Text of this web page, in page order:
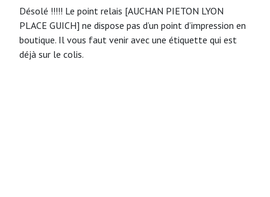
Désolé !!!!! Le point relais [AUCHAN PIETON LYON
PLACE GUICH] ne dispose pas d’un point d’impression en
boutique. Il vous faut venir avec une étiquette qui est
déjà sur le colis.